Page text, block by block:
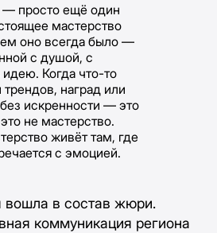
просто ещё один
мастерство
оно всегда было —
с душой, с
Когда что-то
наград или
искренности — это
не мастерство.
живёт там, где
с эмоцией.
вошла в состав жюри.
коммуникация региона